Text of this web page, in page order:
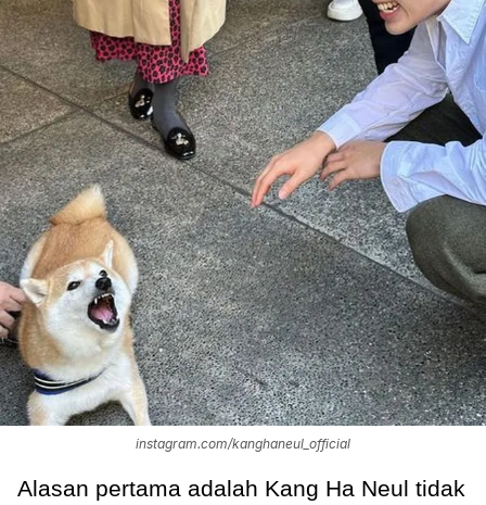
instagram.com/kanghaneul_official
Alasan pertama adalah Kang Ha Neul tidak